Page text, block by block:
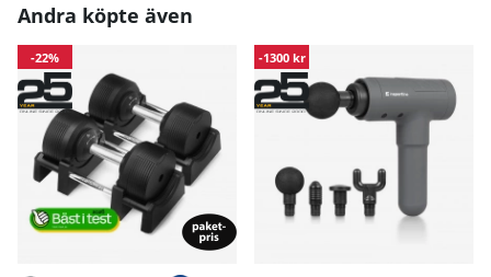
Andra köpte även
-22% -1300 kr